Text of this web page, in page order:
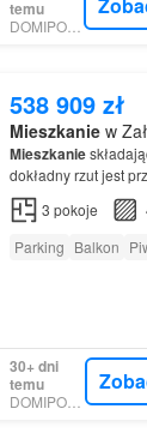
temu
DOMIPORTA
538 909 zł
Mieszkaniew
Mieszkanie
dokładny rzut jest
ROWERÓW Na
3 pokoje
Parking Balkon
30+ dni
temu
DOMIPORTA